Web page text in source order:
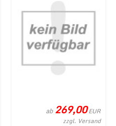
ab 269,00EUR
zzgl. Versand